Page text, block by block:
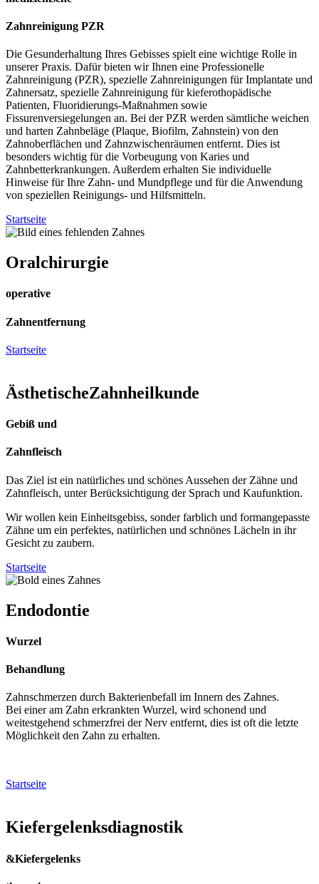
Zahnreinigung PZR
Die Gesunderhaltung Ihres Gebisses spielt eine wichtige Rolle in
unserer Praxis. Dafür bieten wir Ihnen eine Professionelle
Zahnreinigung (PZR), spezielle Zahnreinigungen für Implantate und
Zahnersatz, spezielle Zahnreinigung für kieferothopädische
Patienten, Fluoridierungs-Maßnahmen sowie
Fissurenversiegelungen an. Bei der PZR werden sämtliche weichen
und harten Zahnbeläge (Plaque, Biofilm, Zahnstein) von den
Zahnoberflächen und Zahnzwischenräumen entfernt. Dies ist
besonders wichtig für die Vorbeugung von Karies und
Zahnbetterkrankungen. Außerdem erhalten Sie individuelle
Hinweise für Ihre Zahn- und Mundpflege und für die Anwendung
von speziellen Reinigungs- und Hilfsmitteln.
Startseite
Oralchirurgie
operative
Zahnentfernung
Startseite
ÄsthetischeZahnheilkunde
Gebiß und
Zahnfleisch
Das Ziel ist ein natürliches und schönes Aussehen der Zähne und
Zahnfleisch, unter Berücksichtigung der Sprach und Kaufunktion.
Wir wollen kein Einheitsgebiss, sonder farblich und formangepasste
Zähne um ein perfektes, natürlichen und schnönes Lächeln in ihr
Gesicht zu zaubern.
Startseite
Endodontie
Wurzel
Behandlung
Zahnschmerzen durch Bakterienbefall im Innern des Zahnes.
Bei einer am Zahn erkrankten Wurzel, wird schonend und
weitestgehend schmerzfrei der Nerv entfernt, dies ist oft die letzte
Möglichkeit den Zahn zu erhalten.
Startseite
Kiefergelenksdiagnostik
&Kiefergelenks